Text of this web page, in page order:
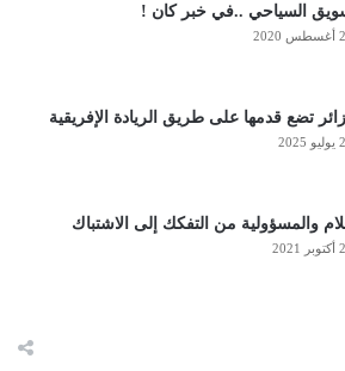
السياحي ..في خبر كان !
تضع قدمها على طريق الريادة الإفريقية
والمسؤولية من التفكك إلى الاشتباك
2021